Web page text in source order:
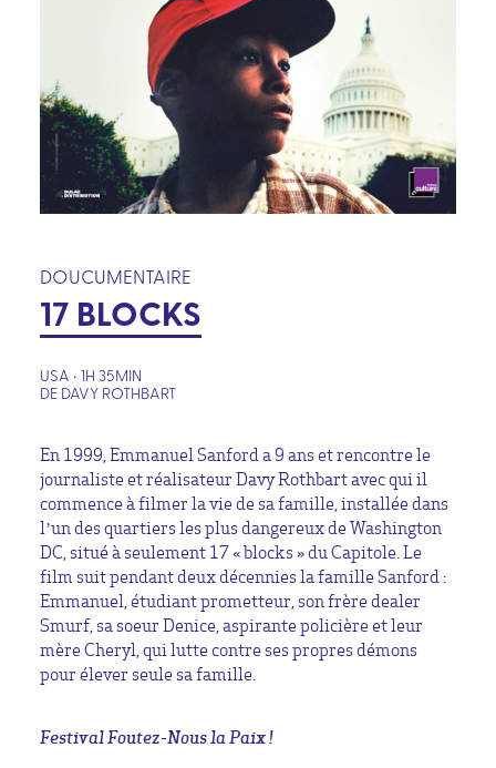
DOUCUMENTAIRE
17 BLOCKS
USA • 1H 35MIN
DE DAVY ROTHBART
En 1999, Emmanuel Sanford a 9 ans et rencontre le
journaliste et réalisateur Davy Rothbart avec qui il
commence à filmer la vie de sa famille, installée dans
l’un des quartiers les plus dangereux de Washington
DC, situé à seulement 17 « blocks » du Capitole. Le
film suit pendant deux décennies la famille Sanford :
Emmanuel, étudiant prometteur, son frère dealer
Smurf, sa soeur Denice, aspirante policière et leur
mère Cheryl, qui lutte contre ses propres démons
pour élever seule sa famille.
Festival Foutez-Nous la Paix !